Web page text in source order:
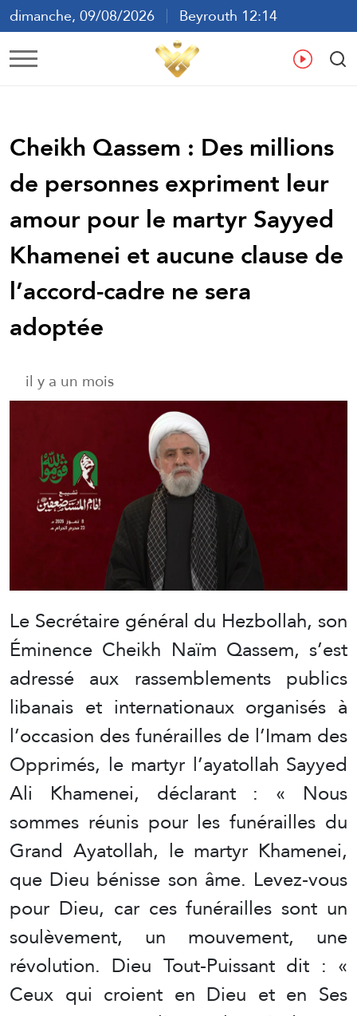
dimanche, 09/08/2026
Beyrouth 12:14
ع
Cheikh Qassem : Des millions
de personnes expriment leur
amour pour le martyr Sayyed
Khamenei et aucune clause de
l’accord-cadre ne sera
adoptée
il y a un mois
Le Secrétaire général du Hezbollah, son
Éminence Cheikh Naïm Qassem, s’est
adressé aux rassemblements publics
libanais et internationaux organisés à
l’occasion des funérailles de l’Imam des
Opprimés, le martyr l’ayatollah Sayyed
Ali Khamenei, déclarant : « Nous
sommes réunis pour les funérailles du
Grand Ayatollah, le martyr Khamenei,
que Dieu bénisse son âme. Levez-vous
pour Dieu, car ces funérailles sont un
soulèvement, un mouvement, une
révolution. Dieu Tout-Puissant dit : «
Ceux qui croient en Dieu et en Ses